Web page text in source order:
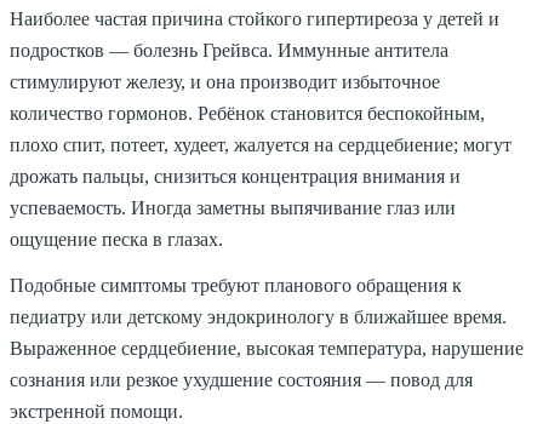
Наиболее частая причина стойкого гипертиреоза у детей и
подростков — болезнь Грейвса. Иммунные антитела
стимулируют железу, и она производит избыточное
количество гормонов. Ребёнок становится беспокойным,
плохо спит, потеет, худеет, жалуется на сердцебиение; могут
дрожать пальцы, снизиться концентрация внимания и
успеваемость. Иногда заметны выпячивание глаз или
ощущение песка в глазах.
Подобные симптомы требуют планового обращения к
педиатру или детскому эндокринологу в ближайшее время.
Выраженное сердцебиение, высокая температура, нарушение
сознания или резкое ухудшение состояния — повод для
экстренной помощи.